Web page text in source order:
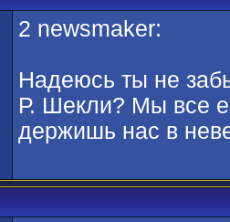
2 newsmaker:
Надеюсь ты не
Р. Шекли? Мы все
держишь нас в